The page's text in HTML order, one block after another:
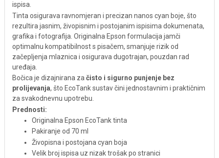
ispisa.
Tinta osigurava ravnomjeran i precizan nanos cyan boje, što
rezultira jasnim, živopisnim i postojanim ispisima dokumenata,
grafika i fotografija. Originalna Epson formulacija jamči
optimalnu kompatibilnost s pisačem, smanjuje rizik od
začepljenja mlaznica i osigurava dugotrajan, pouzdan rad
uređaja.
Bočica je dizajnirana za čisto i sigurno punjenje bez
prolijevanja, što EcoTank sustav čini jednostavnim i praktičnim
za svakodnevnu upotrebu.
Prednosti:
Originalna Epson EcoTank tinta
Pakiranje od 70 ml
Živopisna i postojana cyan boja
Velik broj ispisa uz nizak trošak po stranici